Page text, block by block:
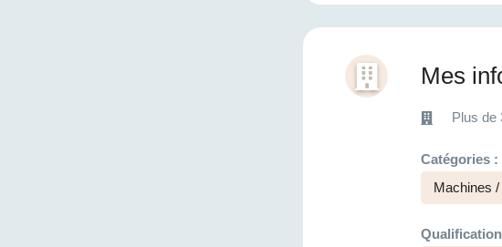
Mes
Plus de
Catégories :
Machines